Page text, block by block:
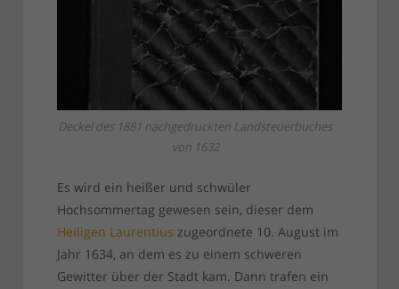
Deckel des 1881 nachgedruckten Landsteuerbuches
von 1632
Es wird ein heißer und schwüler
Hochsommertag gewesen sein, dieser dem
Heiligen Laurentius zugeordnete 10. August im
Jahr 1634, an dem es zu einem schweren
Gewitter über der Stadt kam. Dann trafen ein